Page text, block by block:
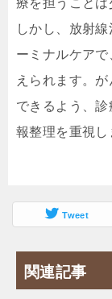
療を担うことは
しかし、放射
ーミナルケア
えられます。
できるよう、
報整理を重視し
Tweet
関連記事